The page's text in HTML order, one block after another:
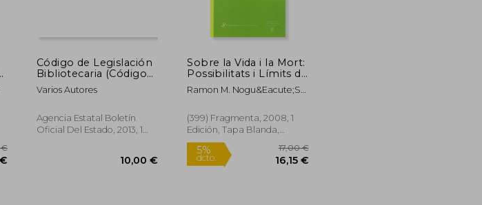
Código de Legislación
Bibliotecaria (Códigos
Electrónicos)
Varios Autores
Agencia Estatal Boletín
Oficial Del Estado, 2013, 1
Sobre la Vida i la Mort:
Possibilitats i Límits de
la Intervenció Humana
(Assaig) (en Catalán)
Ramon M. Nogu&Eacute;S
(399) Fragmenta, 2008, 1
Edición, Tapa Blanda,
Nuevo